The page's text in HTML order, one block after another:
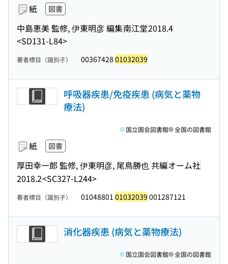
紙 図書
中島恵美 監修, 伊東明彦 編集南江堂2018.4
<SD131-L84>
著者標目（識別子） 00367428 01032039
呼吸器疾患/免疫疾患 (病気と薬物
療法)
紙 図書
厚田幸一郎 監修, 伊東明彦, 尾鳥勝也 共編オーム社
2018.2<SC327-L244>
国立国会図書館 全国の図書館
著者標目（識別子） 01048801 01032039 001287121
消化器疾患 (病気と薬物療法)
国立国会図書館 全国の図書館